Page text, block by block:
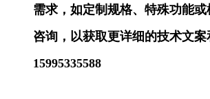
需求，如定制规格、特殊功能
咨询，以获取更详细的技术文案
15995335588